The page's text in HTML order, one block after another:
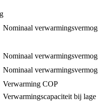
Nominaal
Nominaal
Nominaal
Verwarming COP
Verwarmingscapaciteit bij lage